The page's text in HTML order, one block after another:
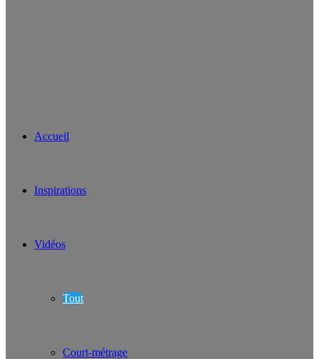
Accueil
Inspirations
Vidéos
Tout
Court-métrage